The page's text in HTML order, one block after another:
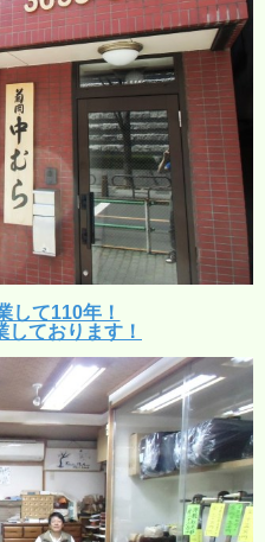
して110年！
ております！